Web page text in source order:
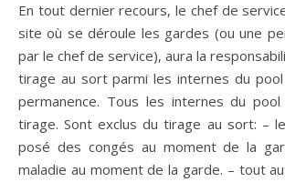
En tout dernier recours, le chef de
site où se déroule les gardes (ou une
par le chef de service), aura la
tirage au sort parmi les internes du pool
permanence. Tous les internes du
tirage. Sont exclus du tirage au sort: –
posé des congés au moment de la
maladie au moment de la garde. – tout